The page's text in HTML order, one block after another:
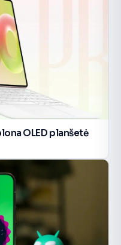
OLED planšetė